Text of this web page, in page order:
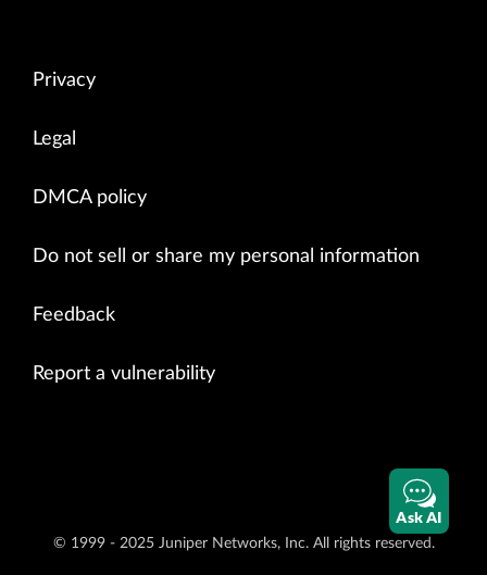
Privacy
Legal
DMCA policy
Do not sell or share my personal information
Feedback
Report a vulnerability
© 1999 - 2025 Juniper Networks, Inc. All rights reserved.
Ask AI